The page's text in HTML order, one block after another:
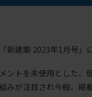
新建築 2023年1月号」
ントを未使用とした、
が注目され今般、掲